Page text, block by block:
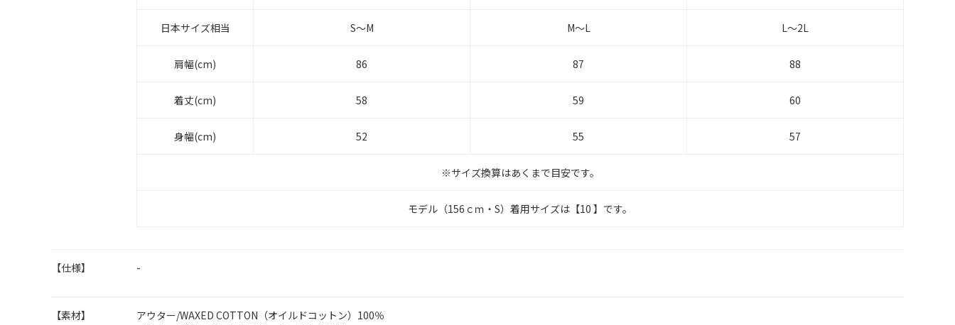
日本サイズ相当 S～M M～L L～2L
肩幅(cm) 86 87 88
着丈(cm) 58 59 60
身幅(cm) 52 55 57
※サイズ換算はあくまで目安です。
モデル（156ｃｍ・S）着用サイズは【10 】です。
【仕様】 -
【素材】
アウター/WAXED COTTON（オイルドコットン）100％